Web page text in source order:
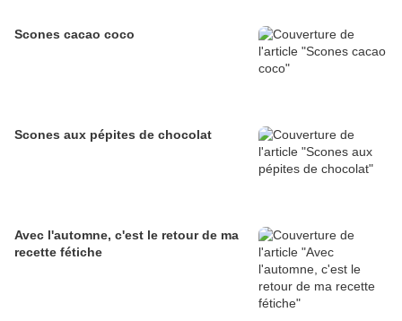
Scones cacao coco
Scones aux pépites de chocolat
Avec l'automne, c'est le retour de ma
recette fétiche